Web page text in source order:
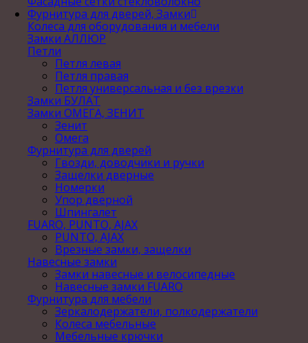
Фурнитура для дверей, Замки
Колеса для оборудования и мебели
Замки АЛЛЮР
Петли
Петля левая
Петля правая
Петля универсальная и без врезки
Замки БУЛАТ
Замки ОМЕГА, ЗЕНИТ
Зенит
Омега
Фурнитура для дверей
Гвозди, доводчики и ручки
Защелки дверные
Номерки
Упор дверной
Шпингалет
FUARO, PUNTO, AJAX
PUNTO, AJAX
Врезные замки, защелки
Навесные замки
Замки навесные и велосипедные
Навесные замки FUARO
Фурнитура для мебели
Зеркалодержатели, полкодержатели
Колеса мебельные
Мебельные крючки